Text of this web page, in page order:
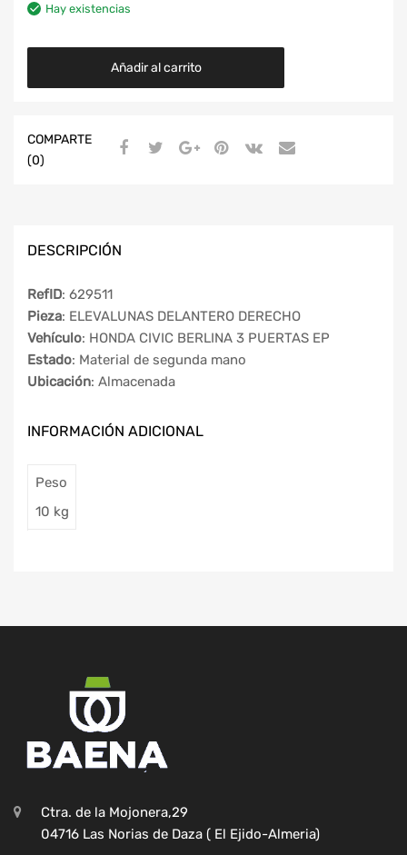
Hay existencias
Añadir al carrito
COMPARTE
(0)
DESCRIPCIÓN
RefID: 629511
Pieza: ELEVALUNAS DELANTERO DERECHO
Vehículo: HONDA CIVIC BERLINA 3 PUERTAS EP
Estado: Material de segunda mano
Ubicación: Almacenada
INFORMACIÓN ADICIONAL
Peso
10 kg
Ctra. de la Mojonera,29
04716 Las Norias de Daza ( El Ejido-Almeria)